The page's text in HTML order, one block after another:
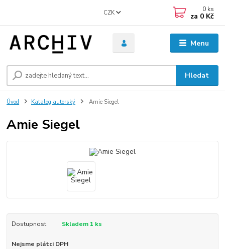
Menu
CZK
Hledat
0 ks
za 0 Kč
Úvod Katalog autorský Amie Siegel
Amie Siegel
Dostupnost Skladem 1 ks
Nejsme plátci DPH